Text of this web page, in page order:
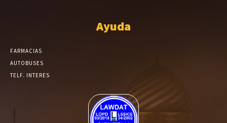
Ayuda
FARMACIAS
AUTOBUSES
TELF. INTERES